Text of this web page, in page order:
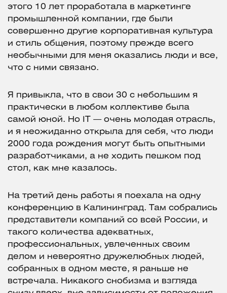
этого 10 лет проработала в маркетинге
промышленной компании, где были
совершенно другие корпоративная культура
и стиль общения, поэтому прежде всего
необычными для меня оказались люди и все,
что с ними связано.
Я привыкла, что в свои 30 с небольшим я
практически в любом коллективе была
самой юной. Но IT — очень молодая отрасль,
и я неожиданно открыла для себя, что люди
2000 года рождения могут быть опытными
разработчиками, а не ходить пешком под
стол, как мне казалось.
На третий день работы я поехала на одну
конференцию в Калининград. Там собрались
представители компаний со всей России, и
такого количества адекватных,
профессиональных, увлеченных своим
делом и невероятно дружелюбных людей,
собранных в одном месте, я раньше не
встречала. Никакого снобизма и взгляда